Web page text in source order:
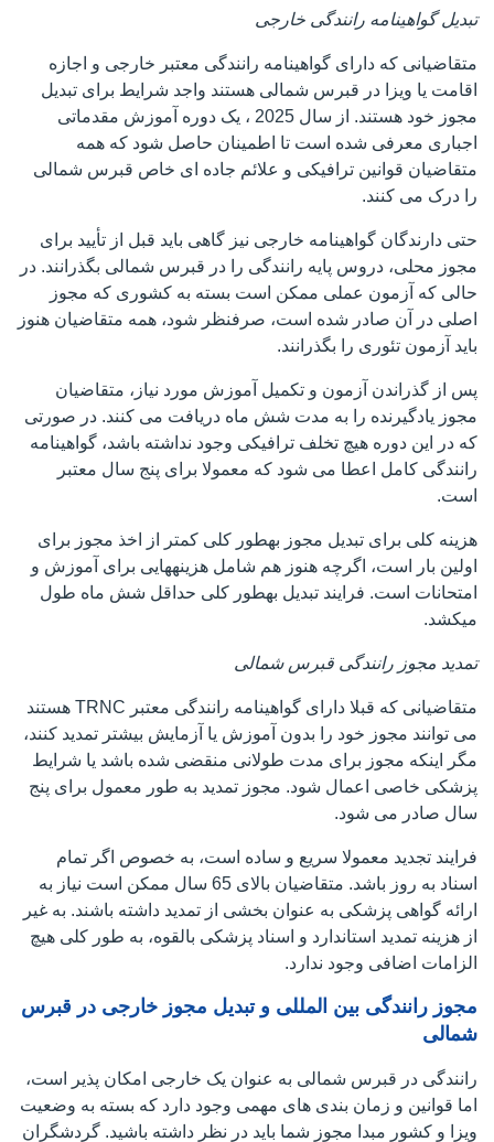
تبدیل گواهینامه رانندگی خارجی
متقاضیانی که دارای گواهینامه رانندگی معتبر خارجی و اجازه
اقامت یا ویزا در قبرس شمالی هستند واجد شرایط برای تبدیل
مجوز خود هستند. از سال 2025 ، یک دوره آموزش مقدماتی
اجباری معرفی شده است تا اطمینان حاصل شود که همه
متقاضیان قوانین ترافیکی و علائم جاده ای خاص قبرس شمالی
را درک می کنند.
حتی دارندگان گواهینامه خارجی نیز گاهی باید قبل از تأیید برای
مجوز محلی، دروس پایه رانندگی را در قبرس شمالی بگذرانند. در
حالی که آزمون عملی ممکن است بسته به کشوری که مجوز
اصلی در آن صادر شده است، صرفنظر شود، همه متقاضیان هنوز
باید آزمون تئوری را بگذرانند.
پس از گذراندن آزمون و تکمیل آموزش مورد نیاز، متقاضیان
مجوز یادگیرنده را به مدت شش ماه دریافت می کنند. در صورتی
که در این دوره هیچ تخلف ترافیکی وجود نداشته باشد، گواهینامه
رانندگی کامل اعطا می شود که معمولا برای پنج سال معتبر
است.
هزینه کلی برای تبدیل مجوز بهطور کلی کمتر از اخذ مجوز برای
اولین بار است، اگرچه هنوز هم شامل هزینههایی برای آموزش و
امتحانات است. فرایند تبدیل بهطور کلی حداقل شش ماه طول
میکشد.
تمدید مجوز رانندگی قبرس شمالی
متقاضیانی که قبلا دارای گواهینامه رانندگی معتبر TRNC هستند
می توانند مجوز خود را بدون آموزش یا آزمایش بیشتر تمدید کنند،
مگر اینکه مجوز برای مدت طولانی منقضی شده باشد یا شرایط
پزشکی خاصی اعمال شود. مجوز تمدید به طور معمول برای پنج
سال صادر می شود.
فرایند تجدید معمولا سریع و ساده است، به خصوص اگر تمام
اسناد به روز باشد. متقاضیان بالای 65 سال ممکن است نیاز به
ارائه گواهی پزشکی به عنوان بخشی از تمدید داشته باشند. به غیر
از هزینه تمدید استاندارد و اسناد پزشکی بالقوه، به طور کلی هیچ
الزامات اضافی وجود ندارد.
مجوز رانندگی بین المللی و تبدیل مجوز خارجی در قبرس
شمالی
رانندگی در قبرس شمالی به عنوان یک خارجی امکان پذیر است،
اما قوانین و زمان بندی های مهمی وجود دارد که بسته به وضعیت
ویزا و کشور مبدا مجوز شما باید در نظر داشته باشید. گردشگران